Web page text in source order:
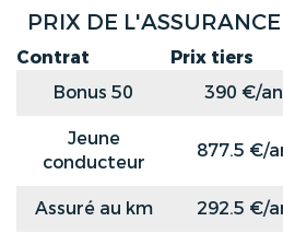
PRIX DE
Contrat Prix tiers
Bonus 50
390 €/an
Jeune
conducteur
877.5 €/
Assuré au km 292.5 €/